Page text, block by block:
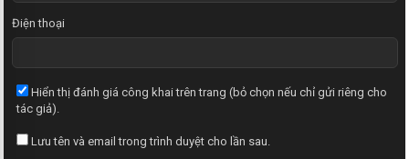
Điện thoại
Hiển thị đánh giá công khai trên trang (bỏ chọn nếu chỉ gửi riêng cho
tác giả).
Lưu tên và email trong trình duyệt cho lần sau.